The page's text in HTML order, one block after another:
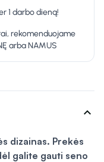
1 darbo dieną!
rekomenduojame
arba NAMUS
expand_more
dizainas. Prekės
galite gauti seno